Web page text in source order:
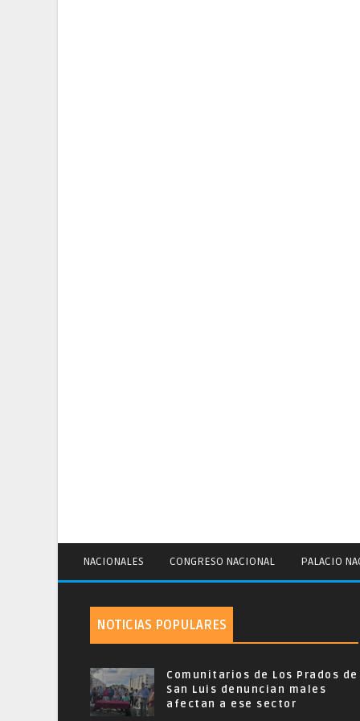
NACIONALES CONGRESO NACIONAL PALACIO
NOTICIAS POPULARES
Comunitarios de Los Prados de
San Luis denuncian males
afectan a ese sector